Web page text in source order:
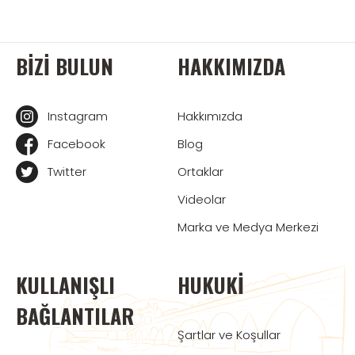
BIZI BULUN
Instagram
Facebook
Twitter
HAKKIMIZDA
Hakkımızda
Blog
Ortaklar
Videolar
Marka ve Medya Merkezi
KULLANIŞLI
BAĞLANTILAR
HUKUKI
Şartlar ve Koşullar